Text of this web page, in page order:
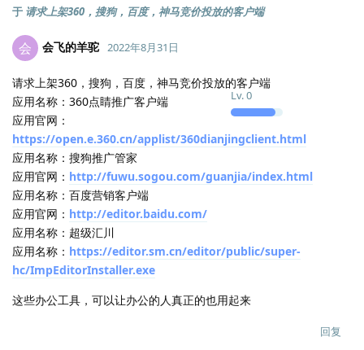
于 请求上架360，搜狗，百度，神马竞价投放的客户端
会 会飞的羊驼
Lv.0
2022年8月31日
请求上架360，搜狗，百度，神马竞价投放的客户端
应用名称：360点睛推广客户端
应用官网：
https://open.e.360.cn/applist/360dianjingclient.html
应用名称：搜狗推广管家
应用官网： http://fuwu.sogou.com/guanjia/index.html
应用名称：百度营销客户端
应用官网： http://editor.baidu.com/
应用名称：超级汇川
应用名称： https://editor.sm.cn/editor/public/super-
hc/ImpEditorInstaller.exe
这些办公工具，可以让办公的人真正的也用起来
回复